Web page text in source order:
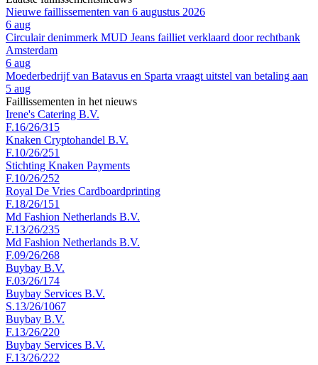
Nieuwe faillissementen van 6 augustus 2026
6 aug
Circulair denimmerk MUD Jeans failliet verklaard door rechtbank
Amsterdam
6 aug
Moederbedrijf van Batavus en Sparta vraagt uitstel van betaling aan
5 aug
Faillissementen in het nieuws
Irene's Catering B.V.
F.16/26/315
Knaken Cryptohandel B.V.
F.10/26/251
Stichting Knaken Payments
F.10/26/252
Royal De Vries Cardboardprinting
F.18/26/151
Md Fashion Netherlands B.V.
F.13/26/235
Md Fashion Netherlands B.V.
F.09/26/268
Buybay B.V.
F.03/26/174
Buybay Services B.V.
S.13/26/1067
Buybay B.V.
F.13/26/220
Buybay Services B.V.
F.13/26/222